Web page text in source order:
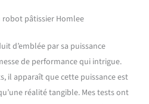
de pâtes les plus lourdes
(en utilisant la
silencieuse pour
du bruit et la capacité de
est inférieur à 65 dB. Que
soir, le travail peut être
robot pâtissier Homlee
d’emblée par sa puissance
de performance qui intrigue.
il apparaît que cette puissance est
réalité tangible. Mes tests ont